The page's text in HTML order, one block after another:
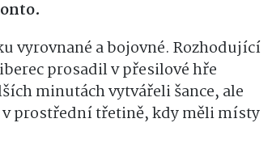
vyrovnané a bojovné. Rozhodující
prosadil v přesilové hře
minutách vytvářeli šance, ale
prostřední třetině, kdy měli místy